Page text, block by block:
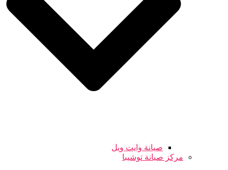
صيانة وايت ويل
مركز صيانة توشيبا